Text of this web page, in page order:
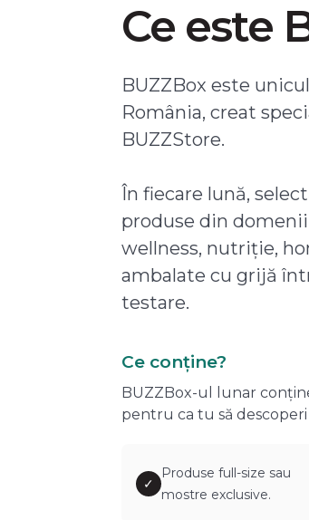
Ce este
BUZZBox este
România, creat
BUZZStore.
În fiecare lună,
produse din
wellness, nutriție,
ambalate cu grijă
testare.
Ce conține?
BUZZBox-ul lunar
pentru ca tu să
✓
Produse full-size sau
mostre exclusive.